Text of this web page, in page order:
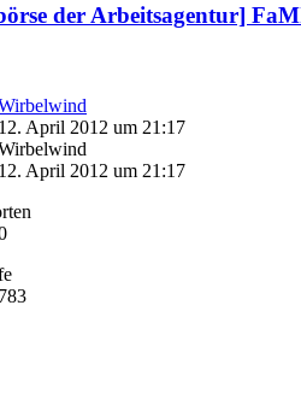
der Arbeitsagentur]
12. April 2012 um 21:17
12. April 2012 um 21:17
783